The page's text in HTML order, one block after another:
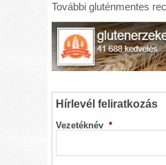
További gluténmentes
Hírlevél feliratkozás
Vezetéknév *